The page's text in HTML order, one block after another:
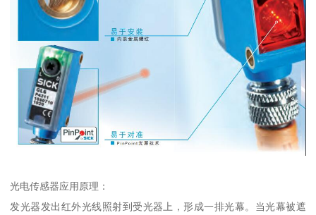
光电传感器应用原理：
发光器发出红外光线照射到受光器上，形成一排光幕。当光幕被遮